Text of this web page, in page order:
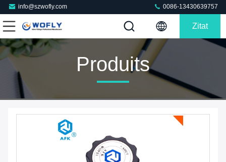
info@szwofly.com 0086-13430639757
Zitat
Produits